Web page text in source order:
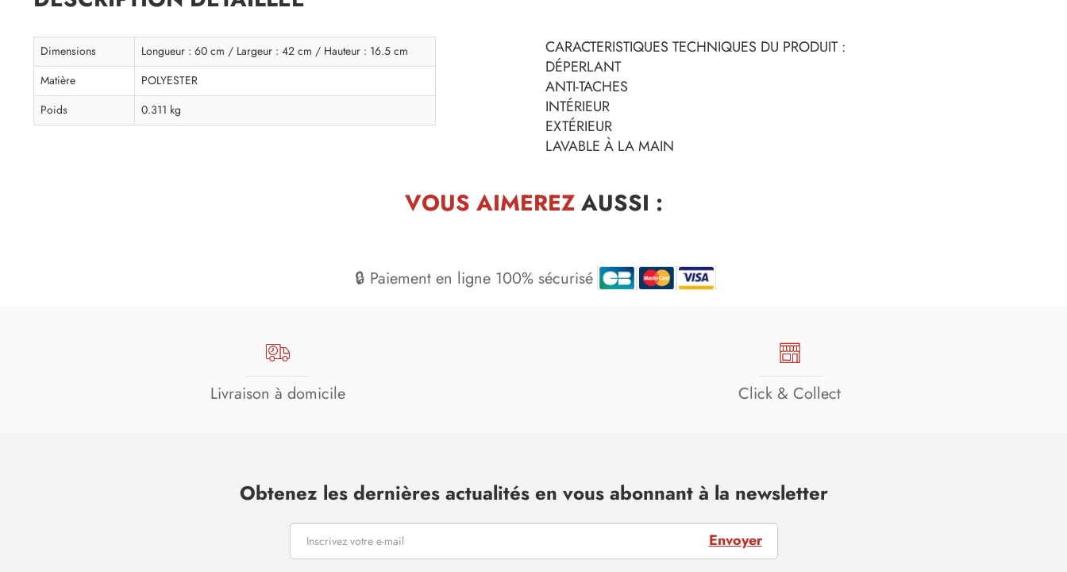
Dimensions
Longueur : 60 cm / Largeur : 42 cm / Hauteur : 16.5 cm
Matière
POLYESTER
Poids
0.311 kg
CARACTERISTIQUES TECHNIQUES DU PRODUIT :
DÉPERLANT
ANTI-TACHES
INTÉRIEUR
EXTÉRIEUR
LAVABLE À LA MAIN
VOUS AIMEREZAUSSI :
🔒 Paiement en ligne 100% sécurisé
Livraison à domicile Click & Collect
Obtenez les dernières actualités en vous abonnant à la newsletter
Envoyer